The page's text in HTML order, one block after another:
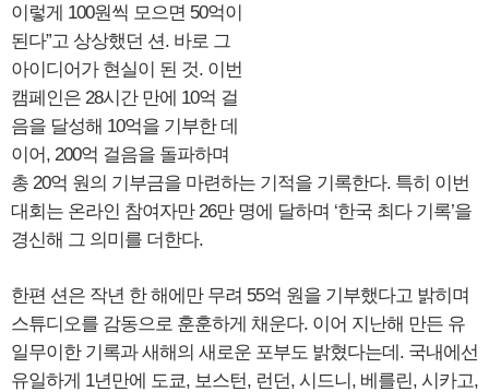
이렇게 100원씩 모으면 50억이
된다”고 상상했던 션. 바로 그
아이디어가 현실이 된 것. 이번
캠페인은 28시간 만에 10억 걸
음을 달성해 10억을 기부한 데
이어, 200억 걸음을 돌파하며
총 20억 원의 기부금을 마련하는 기적을 기록한다. 특히 이번
대회는 온라인 참여자만 26만 명에 달하며 ‘한국 최다 기록’을
경신해 그 의미를 더한다.
한편 션은 작년 한 해에만 무려 55억 원을 기부했다고 밝히며
스튜디오를 감동으로 훈훈하게 채운다. 이어 지난해 만든 유
일무이한 기록과 새해의 새로운 포부도 밝혔다는데. 국내에선
유일하게 1년만에 도쿄, 보스턴, 런던, 시드니, 베를린, 시카고,